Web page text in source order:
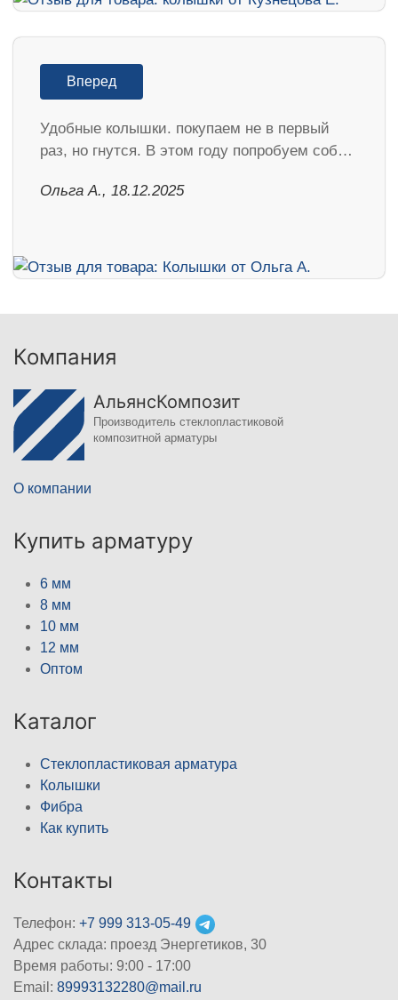
Вперед
Удобные колышки. покупаем не в первый
раз, но гнутся. В этом году попробуем соб…
Ольга А., 18.12.2025
Компания
АльянсКомпозит
Производитель стеклопластиковой
композитной арматуры
О компании
Купить арматуру
6 мм
8 мм
10 мм
12 мм
Оптом
Каталог
Стеклопластиковая арматура
Колышки
Фибра
Как купить
Контакты
Телефон: +7 999 313-05-49
Адрес склада: проезд Энергетиков, 30
Время работы: 9:00 - 17:00
Email: 89993132280@mail.ru